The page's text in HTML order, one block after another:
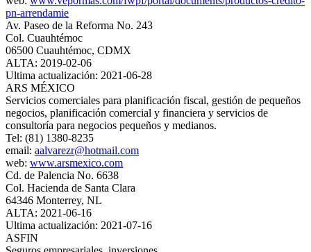
pn-arrendamie
Av. Paseo de la Reforma No. 243
Col. Cuauhtémoc
06500 Cuauhtémoc, CDMX
ALTA: 2019-02-06
Ultima actualización: 2021-06-28
ARS MÉXICO
Servicios comerciales para planificación fiscal, gestión de pequeños
negocios, planificación comercial y financiera y servicios de
consultoría para negocios pequeños y medianos.
Tel: (81) 1380-8235
email: aalvarezr@hotmail.com
web: www.arsmexico.com
Cd. de Palencia No. 6638
Col. Hacienda de Santa Clara
64346 Monterrey, NL
ALTA: 2021-06-16
Ultima actualización: 2021-07-16
ASFIN